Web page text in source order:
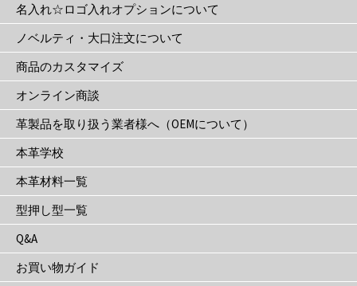
名入れ☆ロゴ入れオプションについて
ノベルティ・大口注文について
商品のカスタマイズ
オンライン商談
革製品を取り扱う業者様へ（OEMについて）
本革学校
本革材料一覧
型押し型一覧
Q&A
お買い物ガイド